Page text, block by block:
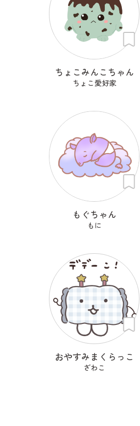
ちょこみんこちゃん
ちょこ愛好家
もぐちゃん
もに
おやすみまくらっこ
ざわこ